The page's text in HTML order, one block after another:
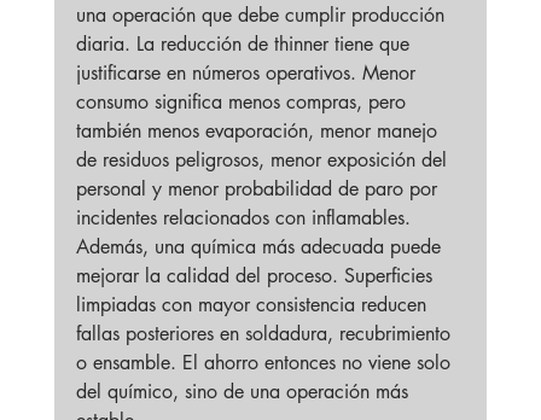
una operación que debe cumplir producción
diaria. La reducción de thinner tiene que
justificarse en números operativos. Menor
consumo significa menos compras, pero
también menos evaporación, menor manejo
de residuos peligrosos, menor exposición del
personal y menor probabilidad de paro por
incidentes relacionados con inflamables.
Además, una química más adecuada puede
mejorar la calidad del proceso. Superficies
limpiadas con mayor consistencia reducen
fallas posteriores en soldadura, recubrimiento
o ensamble. El ahorro entonces no viene solo
del químico, sino de una operación más